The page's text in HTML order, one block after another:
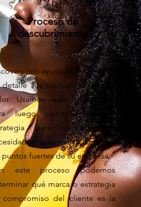
Proceso de
descubrimiento
nos ayuda a comprender
sus luchas y su mayor
Usamos esta información
luego optimizar nuestra
para satisfacer las
de su marca y mostrar
puntos fuertes de su empresa.
este proceso podemos
qué marca o estrategia
compromiso del cliente es la